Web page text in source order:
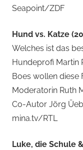
Seapoint/ZDF
Hund vs. Katze
Welches ist das
Hundeprofi Martin
Boes wollen diese
Moderatorin Ruth
Co-Autor Jörg
mina.tv/RTL
Luke, die Schule